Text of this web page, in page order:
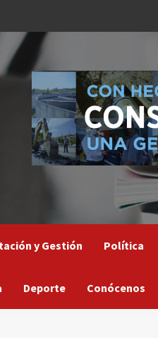
y Gestión Política
Deporte Conócenos